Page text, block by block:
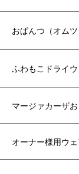
おぱんつ（オムツ
ふわもこドライ
マージァカーザ
オーナー様用ウ